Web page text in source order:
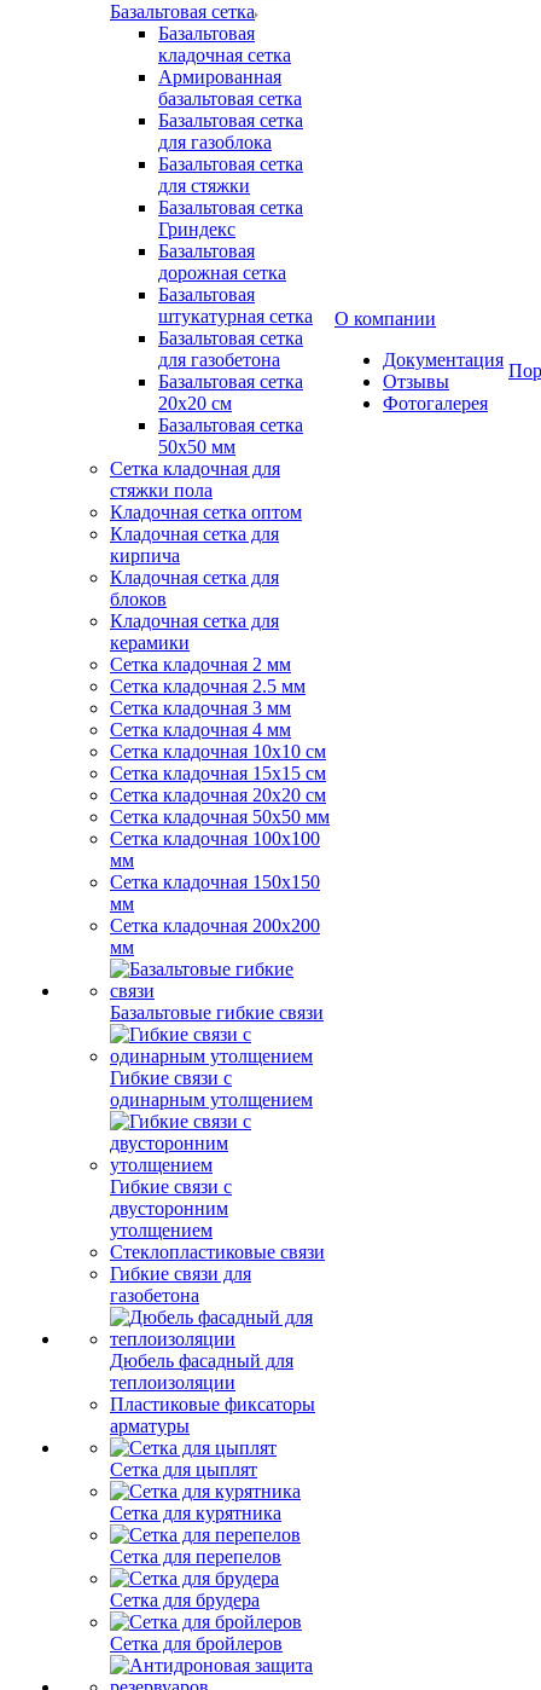
Базальтовая сетка
Базальтовая
кладочная сетка
Армированная
базальтовая сетка
Базальтовая сетка
для газоблока
Базальтовая сетка
для стяжки
Базальтовая сетка
Гриндекс
Базальтовая
дорожная сетка
Базальтовая
штукатурная сетка
Базальтовая сетка
для газобетона
Базальтовая сетка
20x20 см
Базальтовая сетка
50x50 мм
Сетка кладочная для
стяжки пола
Кладочная сетка оптом
Кладочная сетка для
кирпича
Кладочная сетка для
блоков
Кладочная сетка для
керамики
Сетка кладочная 2 мм
Сетка кладочная 2.5 мм
Сетка кладочная 3 мм
Сетка кладочная 4 мм
Сетка кладочная 10x10 см
Сетка кладочная 15x15 см
Сетка кладочная 20x20 см
Сетка кладочная 50x50 мм
Сетка кладочная 100x100
мм
Сетка кладочная 150x150
мм
Сетка кладочная 200x200
мм
Базальтовые гибкие связи
Гибкие связи с
одинарным утолщением
Гибкие связи с
двусторонним
утолщением
Стеклопластиковые связи
Гибкие связи для
газобетона
Дюбель фасадный для
теплоизоляции
Пластиковые фиксаторы
арматуры
Сетка для цыплят
Сетка для курятника
Сетка для перепелов
Сетка для брудера
Сетка для бройлеров
О компании
Документация
Отзывы
Фотогалерея